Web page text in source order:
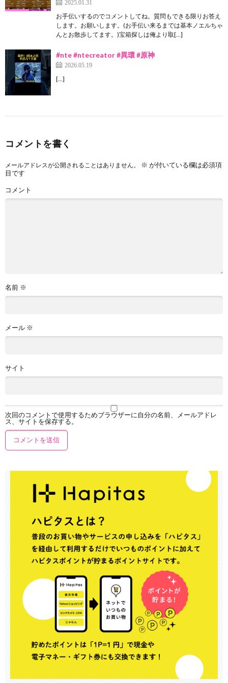
2025.01.31
お手伝いするのでコメントしてね。質問もできる限りお答え
します。お願いします。(お手伝い来るまでは基本ノエルちゃ
んとお散歩してます。)宝箱探しは俺より取[…]
#nte #ntecreator #異環 #原神
2026.05.19
[…]
コメントを書く
メールアドレスが公開されることはありません。 ※ が付いている欄は必須項
目です
コメント
名前 ※
メール ※
サイト
次回のコメントで使用するためブラウザーに自分の名前、メールアドレ
ス、サイトを保存する。